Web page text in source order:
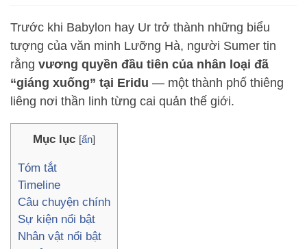
Trước khi Babylon hay Ur trở thành những biểu
tượng của văn minh Lưỡng Hà, người Sumer tin
rằng vương quyền đầu tiên của nhân loại đã
“giáng xuống” tại Eridu — một thành phố thiêng
liêng nơi thần linh từng cai quản thế giới.
Mục lục [ẩn]
Tóm tắt
Timeline
Câu chuyện chính
Sự kiện nổi bật
Nhân vật nổi bật